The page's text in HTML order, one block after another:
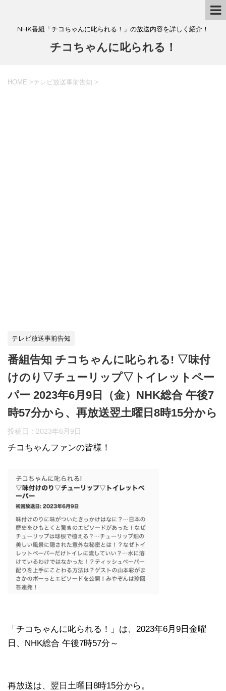
NHK番組「チコちゃんに叱られる！」の放送内容を詳しく紹介！
チコちゃんに叱られる！
HOME >テレビ放送事前告知 >
テレビ放送事前告知
番組告知 チコちゃんに叱られる! ▽味付
けのり▽チューリップ▽トイレットペー
パー 2023年6月9日（金）NHK総合 午後7
時57分から、再放送翌土曜日8時15分から
投稿日： 2023年6月9日
チコちゃんファンの皆様！
「チコちゃんに叱られる！」​は、2023年6月9日金曜
日、NHK総合 午後7時57分～
再放送は、翌日土曜日8時15分から。